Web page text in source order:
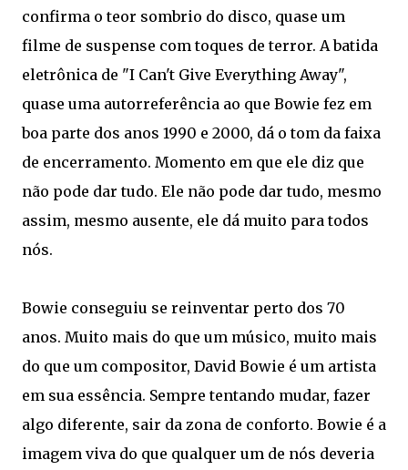
confirma o teor sombrio do disco, quase um
filme de suspense com toques de terror. A batida
eletrônica de "I Can't Give Everything Away",
quase uma autorreferência ao que Bowie fez em
boa parte dos anos 1990 e 2000, dá o tom da faixa
de encerramento. Momento em que ele diz que
não pode dar tudo. Ele não pode dar tudo, mesmo
assim, mesmo ausente, ele dá muito para todos
nós.
Bowie conseguiu se reinventar perto dos 70
anos. Muito mais do que um músico, muito mais
do que um compositor, David Bowie é um artista
em sua essência. Sempre tentando mudar, fazer
algo diferente, sair da zona de conforto. Bowie é a
imagem viva do que qualquer um de nós deveria